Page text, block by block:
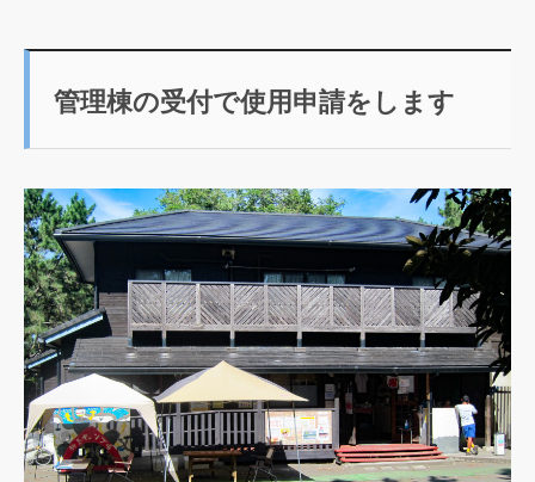
管理棟の受付で使用申請をします